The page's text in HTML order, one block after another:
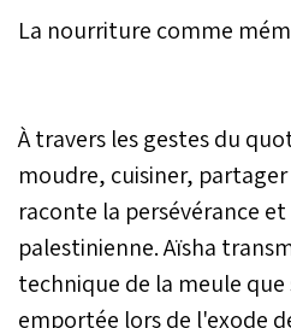
La nourriture comme
À travers les gestes du
moudre, cuisiner,
raconte la persévérance
palestinienne. Aïsha
technique de la meule
emportée lors de l'exode